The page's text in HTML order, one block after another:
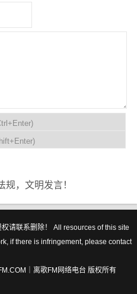
，文明发言！
请联系删除！ All resources of this site
if there is infringement, please contact
｜ 离歌FM网络电台 版权所有